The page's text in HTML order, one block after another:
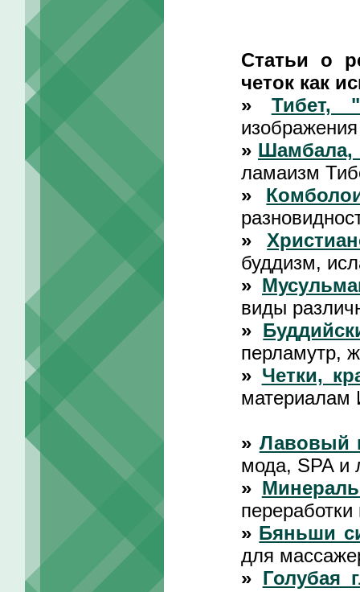
Статьи о
четок как
»
Тибет,
» Шамбала,
ламаизм
»
»
буддизм,
»
виды
»
перламутр,
» Четки,
материалам
» Лавовый
мода, SPA и
»
» Бяньши
для
» Голубая